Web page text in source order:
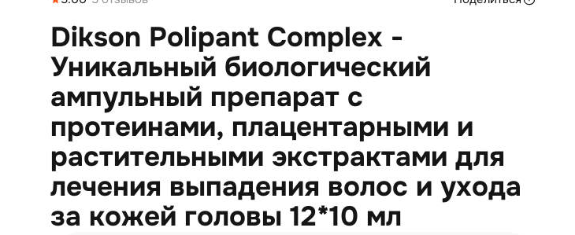
Dikson Polipant Complex -
Уникальный биологический
ампульный препарат с
протеинами, плацентарными и
растительными экстрактами для
лечения выпадения волос и ухода
за кожей головы 12*10 мл